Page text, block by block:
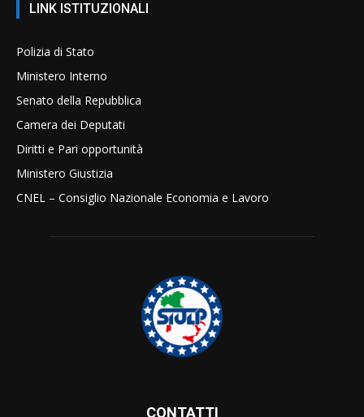
LINK ISTITUZIONALI
Polizia di Stato
Ministero Interno
Senato della Repubblica
Camera dei Deputati
Diritti e Pari opportunità
Ministero Giustizia
CNEL – Consiglio Nazionale Economia e Lavoro
CONTATTI